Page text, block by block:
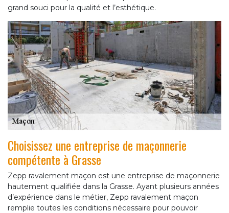
grand souci pour la qualité et l’esthétique.
Choisissez une entreprise de maçonnerie
compétente à Grasse
Zepp ravalement maçon est une entreprise de maçonnerie
hautement qualifiée dans la Grasse. Ayant plusieurs années
d’expérience dans le métier, Zepp ravalement maçon
remplie toutes les conditions nécessaire pour pouvoir